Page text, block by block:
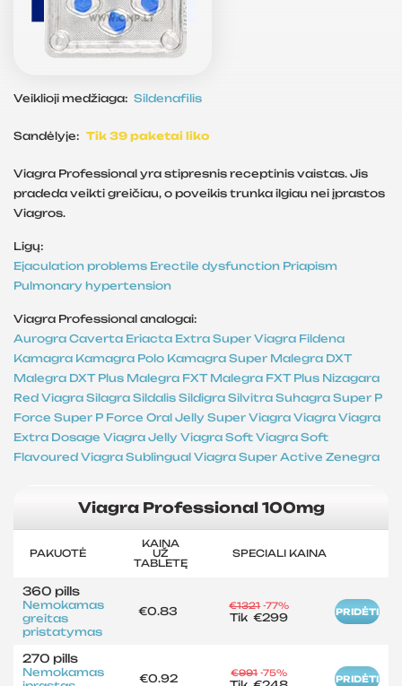
Veiklioji medžiaga: Sildenafilis
Sandėlyje: Tik 39 paketai liko
Viagra Professional yra stipresnis receptinis vaistas. Jis
pradeda veikti greičiau, o poveikis trunka ilgiau nei įprastos
Viagros.
Ligų:
Ejaculation problems Erectile dysfunction Priapism
Pulmonary hypertension
Viagra Professional analogai:
Aurogra Caverta Eriacta Extra Super Viagra Fildena
Kamagra Kamagra Polo Kamagra Super Malegra DXT
Malegra DXT Plus Malegra FXT Malegra FXT Plus Nizagara
Red Viagra Silagra Sildalis Sildigra Silvitra Suhagra Super P
Force Super P Force Oral Jelly Super Viagra Viagra Viagra
Extra Dosage Viagra Jelly Viagra Soft Viagra Soft
Flavoured Viagra Sublingual Viagra Super Active Zenegra
Viagra Professional 100mg
PAKUOTĖ
KAINA
UŽ
TABLETĘ
SPECIALI KAINA
360 pills
Nemokamas
greitas
pristatymas
€0.83 €1321 -77%
Tik€299 PRIDĖTI
270 pills
Nemokamas
€0.92 €991 -75%
PRIDĖTI